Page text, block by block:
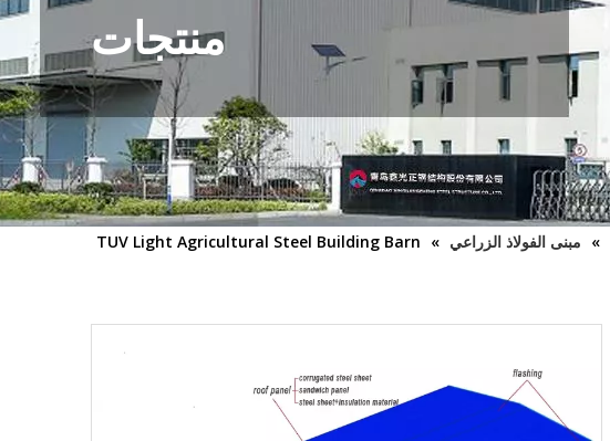
منتجات
» مبنى الفولاذ الزراعي »
TUV Light Agricultural Steel Building Barn